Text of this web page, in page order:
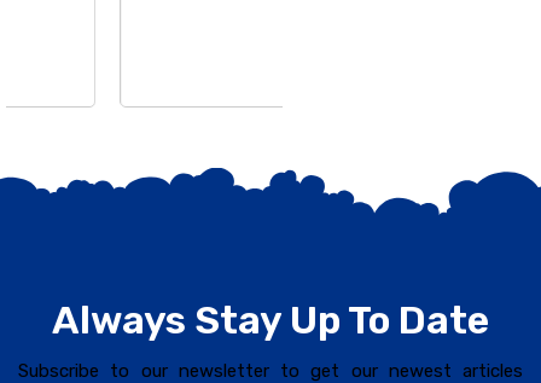
Always Stay Up To Date
Subscribe to our newsletter to get our newest articles